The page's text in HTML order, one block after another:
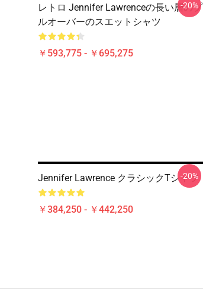
レトロ Jennifer Lawrenceの長い層のプ
ルオーバーのスエットシャツ
￥593,775 - ￥695,275
-20%
Jennifer Lawrence クラシックTシャツ
￥384,250 - ￥442,250
-20%